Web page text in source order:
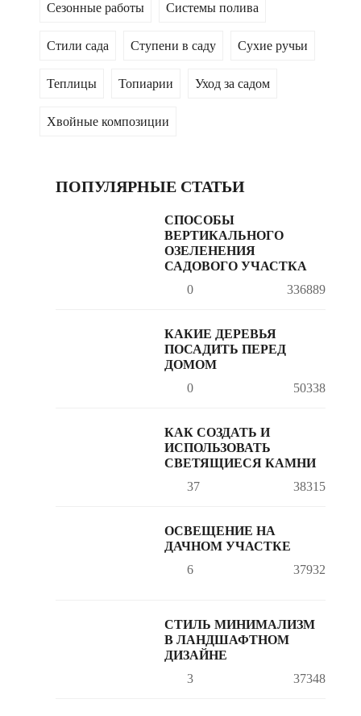
Сезонные работы Системы полива
Стили сада Ступени в саду Сухие ручьи
Теплицы Топиарии Уход за садом
Хвойные композиции
ПОПУЛЯРНЫЕ СТАТЬИ
СПОСОБЫ
ВЕРТИКАЛЬНОГО
ОЗЕЛЕНЕНИЯ
САДОВОГО УЧАСТКА
0
336889
КАКИЕ ДЕРЕВЬЯ
ПОСАДИТЬ ПЕРЕД
ДОМОМ
0
50338
КАК СОЗДАТЬ И
ИСПОЛЬЗОВАТЬ
СВЕТЯЩИЕСЯ КАМНИ
37
38315
ОСВЕЩЕНИЕ НА
ДАЧНОМ УЧАСТКЕ
6
37932
СТИЛЬ МИНИМАЛИЗМ
В ЛАНДШАФТНОМ
ДИЗАЙНЕ
3
37348